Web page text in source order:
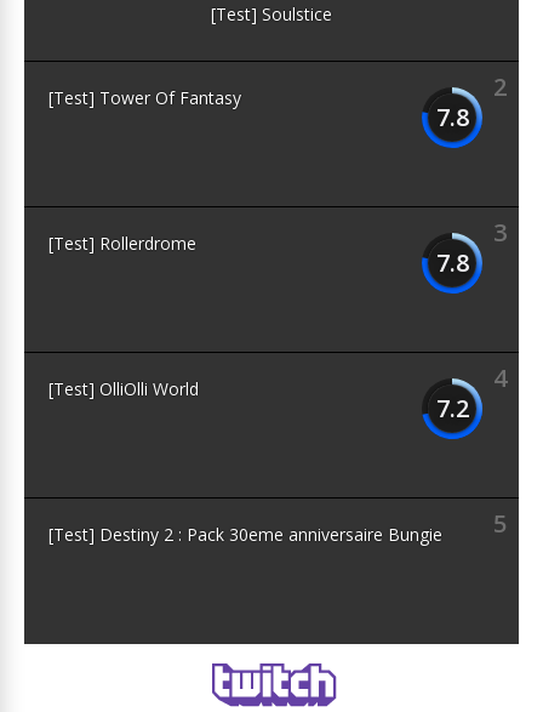
[Test] Soulstice
2
7.8
[Test] Tower Of Fantasy
3
7.8
[Test] Rollerdrome
4
7.2
[Test] OlliOlli World
5
[Test] Destiny 2 : Pack 30eme anniversaire Bungie